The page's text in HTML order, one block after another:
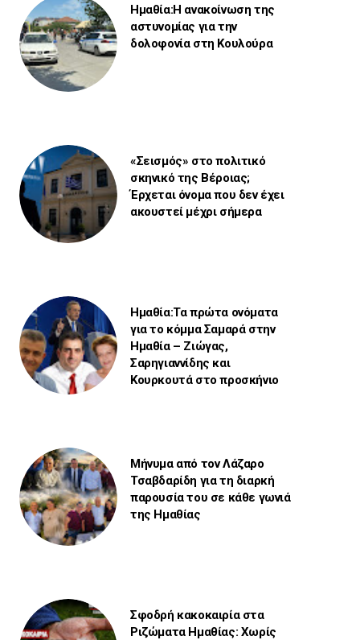
Ημαθία:Η ανακοίνωση της
αστυνομίας για την
δολοφονία στη Κουλούρα
«Σεισμός» στο πολιτικό
σκηνικό της Βέροιας;
Έρχεται όνομα που δεν έχει
ακουστεί μέχρι σήμερα
Ημαθία:Τα πρώτα ονόματα
για το κόμμα Σαμαρά στην
Ημαθία – Ζιώγας,
Σαρηγιαννίδης και
Κουρκουτά στο προσκήνιο
Μήνυμα από τον Λάζαρο
Τσαβδαρίδη για τη διαρκή
παρουσία του σε κάθε γωνιά
της Ημαθίας
Σφοδρή κακοκαιρία στα
Ριζώματα Ημαθίας: Χωρίς